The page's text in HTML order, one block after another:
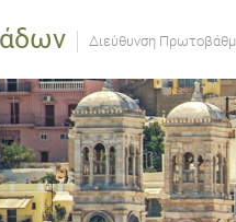
Διεύθυνση